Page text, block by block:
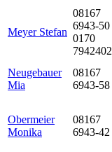
Meyer Stefan
08167
6943-50
0170
7942402
Neugebauer
Mia
08167
6943-58
Obermeier
Monika
08167
6943-42